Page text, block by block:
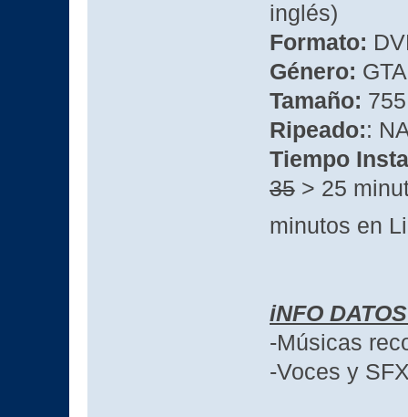
inglés)
Formato:
Género: GTA
Tamaño:
Ripeado::
Tiempo
35> 25
minutos en
iNFO
-Músicas
-Voces y